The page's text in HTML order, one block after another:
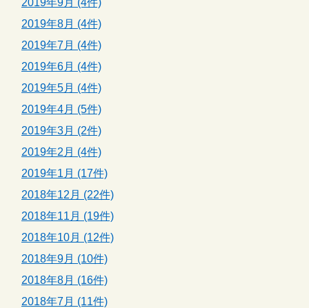
2019年8月 (4件)
2019年7月 (4件)
2019年6月 (4件)
2019年5月 (4件)
2019年4月 (5件)
2019年3月 (2件)
2019年2月 (4件)
2019年1月 (17件)
2018年12月 (22件)
2018年11月 (19件)
2018年10月 (12件)
2018年9月 (10件)
2018年8月 (16件)
2018年7月 (11件)